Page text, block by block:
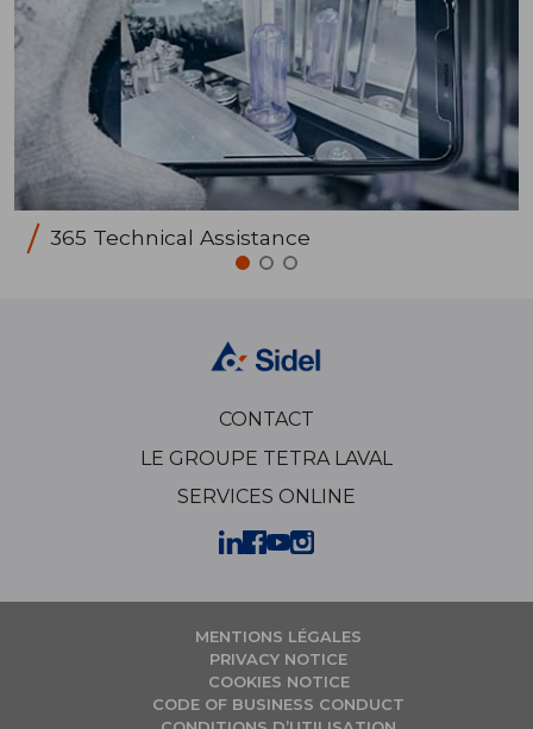
365 Technical Assistance
CONTACT
LE GROUPE TETRA LAVAL
SERVICES ONLINE
MENTIONS LÉGALES
PRIVACY NOTICE
COOKIES NOTICE
CODE OF BUSINESS CONDUCT